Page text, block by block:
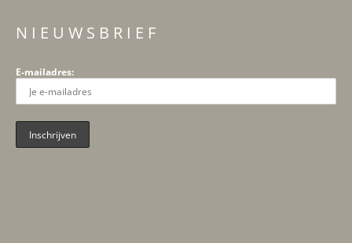
N I E U W S B R I E F
E-mailadres: